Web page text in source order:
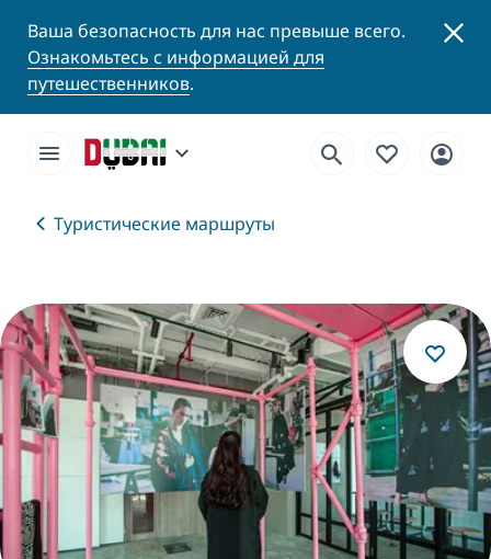
Ваша безопасность для нас превыше всего.
Ознакомьтесь с информацией для
путешественников.
Туристические маршруты